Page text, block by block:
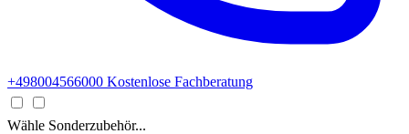
+498004566000 Kostenlose Fachberatung
Wähle Sonderzubehör...